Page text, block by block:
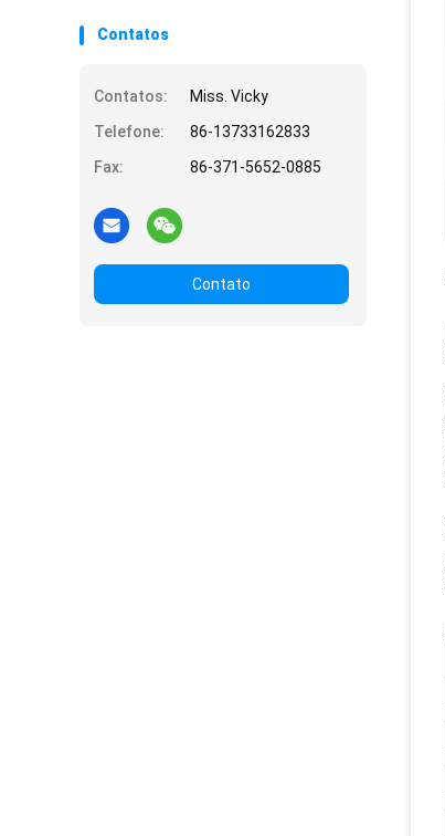
Contatos
Contatos:
Miss. Vicky
Telefone:
86-13733162833
Fax:
86-371-5652-0885
Contato